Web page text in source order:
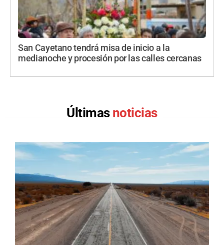
San Cayetano tendrá misa de inicio a la
medianoche y procesión por las calles cercanas
Últimas noticias